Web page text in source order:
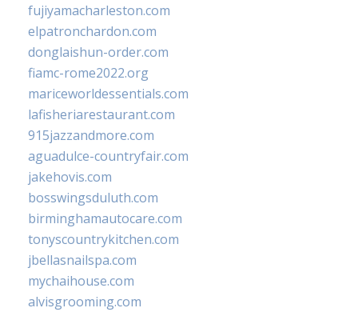
fujiyamacharleston.com
elpatronchardon.com
donglaishun-order.com
fiamc-rome2022.org
mariceworldessentials.com
lafisheriarestaurant.com
915jazzandmore.com
aguadulce-countryfair.com
jakehovis.com
bosswingsduluth.com
birminghamautocare.com
tonyscountrykitchen.com
jbellasnailspa.com
mychaihouse.com
alvisgrooming.com